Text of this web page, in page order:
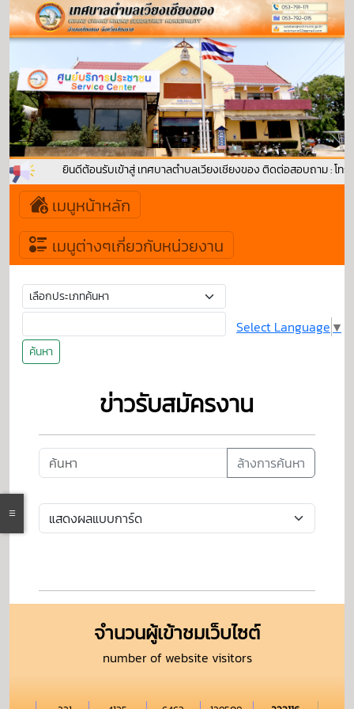
ยินดีต้อนรับเข้าสู่ เทศบาลตำบลเวียงเชียงของ ติดต่อสอบถาม : โท
เมนูหน้าหลัก
เมนูต่างๆเกี่ยวกับหน่วยงาน
ค้นหา
Select Language ▼
ข่าวรับสมัครงาน
ล้างการค้นหา
จำนวนผู้เข้าชมเว็บไซต์
number of website visitors